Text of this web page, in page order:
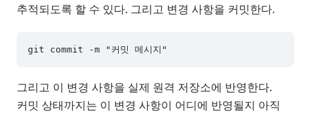
추적되도록 할 수 있다. 그리고 변경 사항을 커밋한다.
그리고 이 변경 사항을 실제 원격 저장소에 반영한다.
커밋 상태까지는 이 변경 사항이 어디에 반영될지 아직